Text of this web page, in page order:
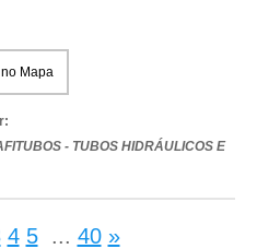
Mapa
- TUBOS HIDRÁULICOS E
4 5 ... 40 »